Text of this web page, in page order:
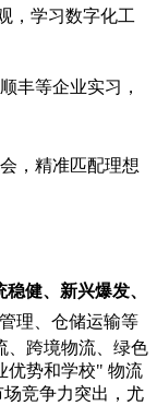
，学习数字化工
丰等企业实习，
，精准匹配理想
稳健、新兴爆发、
理、仓储运输等
、跨境物流、绿色
优势和学校" 物流
竞争力突出，尤